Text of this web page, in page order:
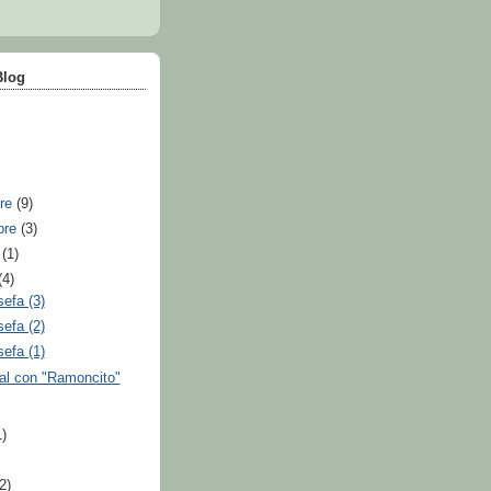
(9)
(3)
(1)
(3)
(2)
(1)
con "Ramoncito"